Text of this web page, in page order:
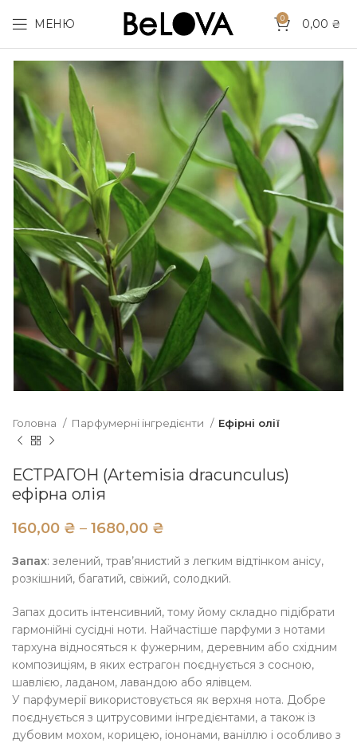
МЕНЮ 0 0,00 ₴
Головна Парфумерні інгредієнти Ефірні олії
ЕСТРАГОН (Artemisia dracunculus)
ефірна олія
₴ ₴
Запах: зелений, трав’янистий з легким відтінком анісу,
розкішний, багатий, свіжий, солодкий.
Запах досить інтенсивний, тому йому складно підібрати
гармонійні сусідні ноти. Найчастіше парфуми з нотами
тархуна відносяться к фужерним, деревним або східним
композиціям, в яких естрагон поєднується з сосною,
шавлією, ладаном, лавандою або ялівцем.
У парфумерії використовується як верхня нота. Добре
поєднується з цитрусовими інгредієнтами, а також із
дубовим мохом, корицею, іононами, ваніллю і особливо з